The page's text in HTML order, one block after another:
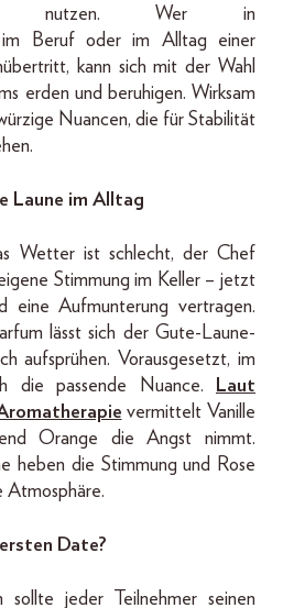
nutzen. Wer in
im Beruf oder im Alltag einer
kann sich mit der Wahl
erden und beruhigen. Wirksam
Nuancen, die für Stabilität
Laune im Alltag
Wetter ist schlecht, der Chef
Stimmung im Keller – jetzt
eine Aufmunterung vertragen.
lässt sich der Gute-Laune-
aufsprühen. Vorausgesetzt, im
die passende Nuance.
Laut
vermittelt Vanille
Orange die Angst nimmt.
heben die Stimmung und Rose
Atmosphäre.
Date?
sollte jeder Teilnehmer seinen